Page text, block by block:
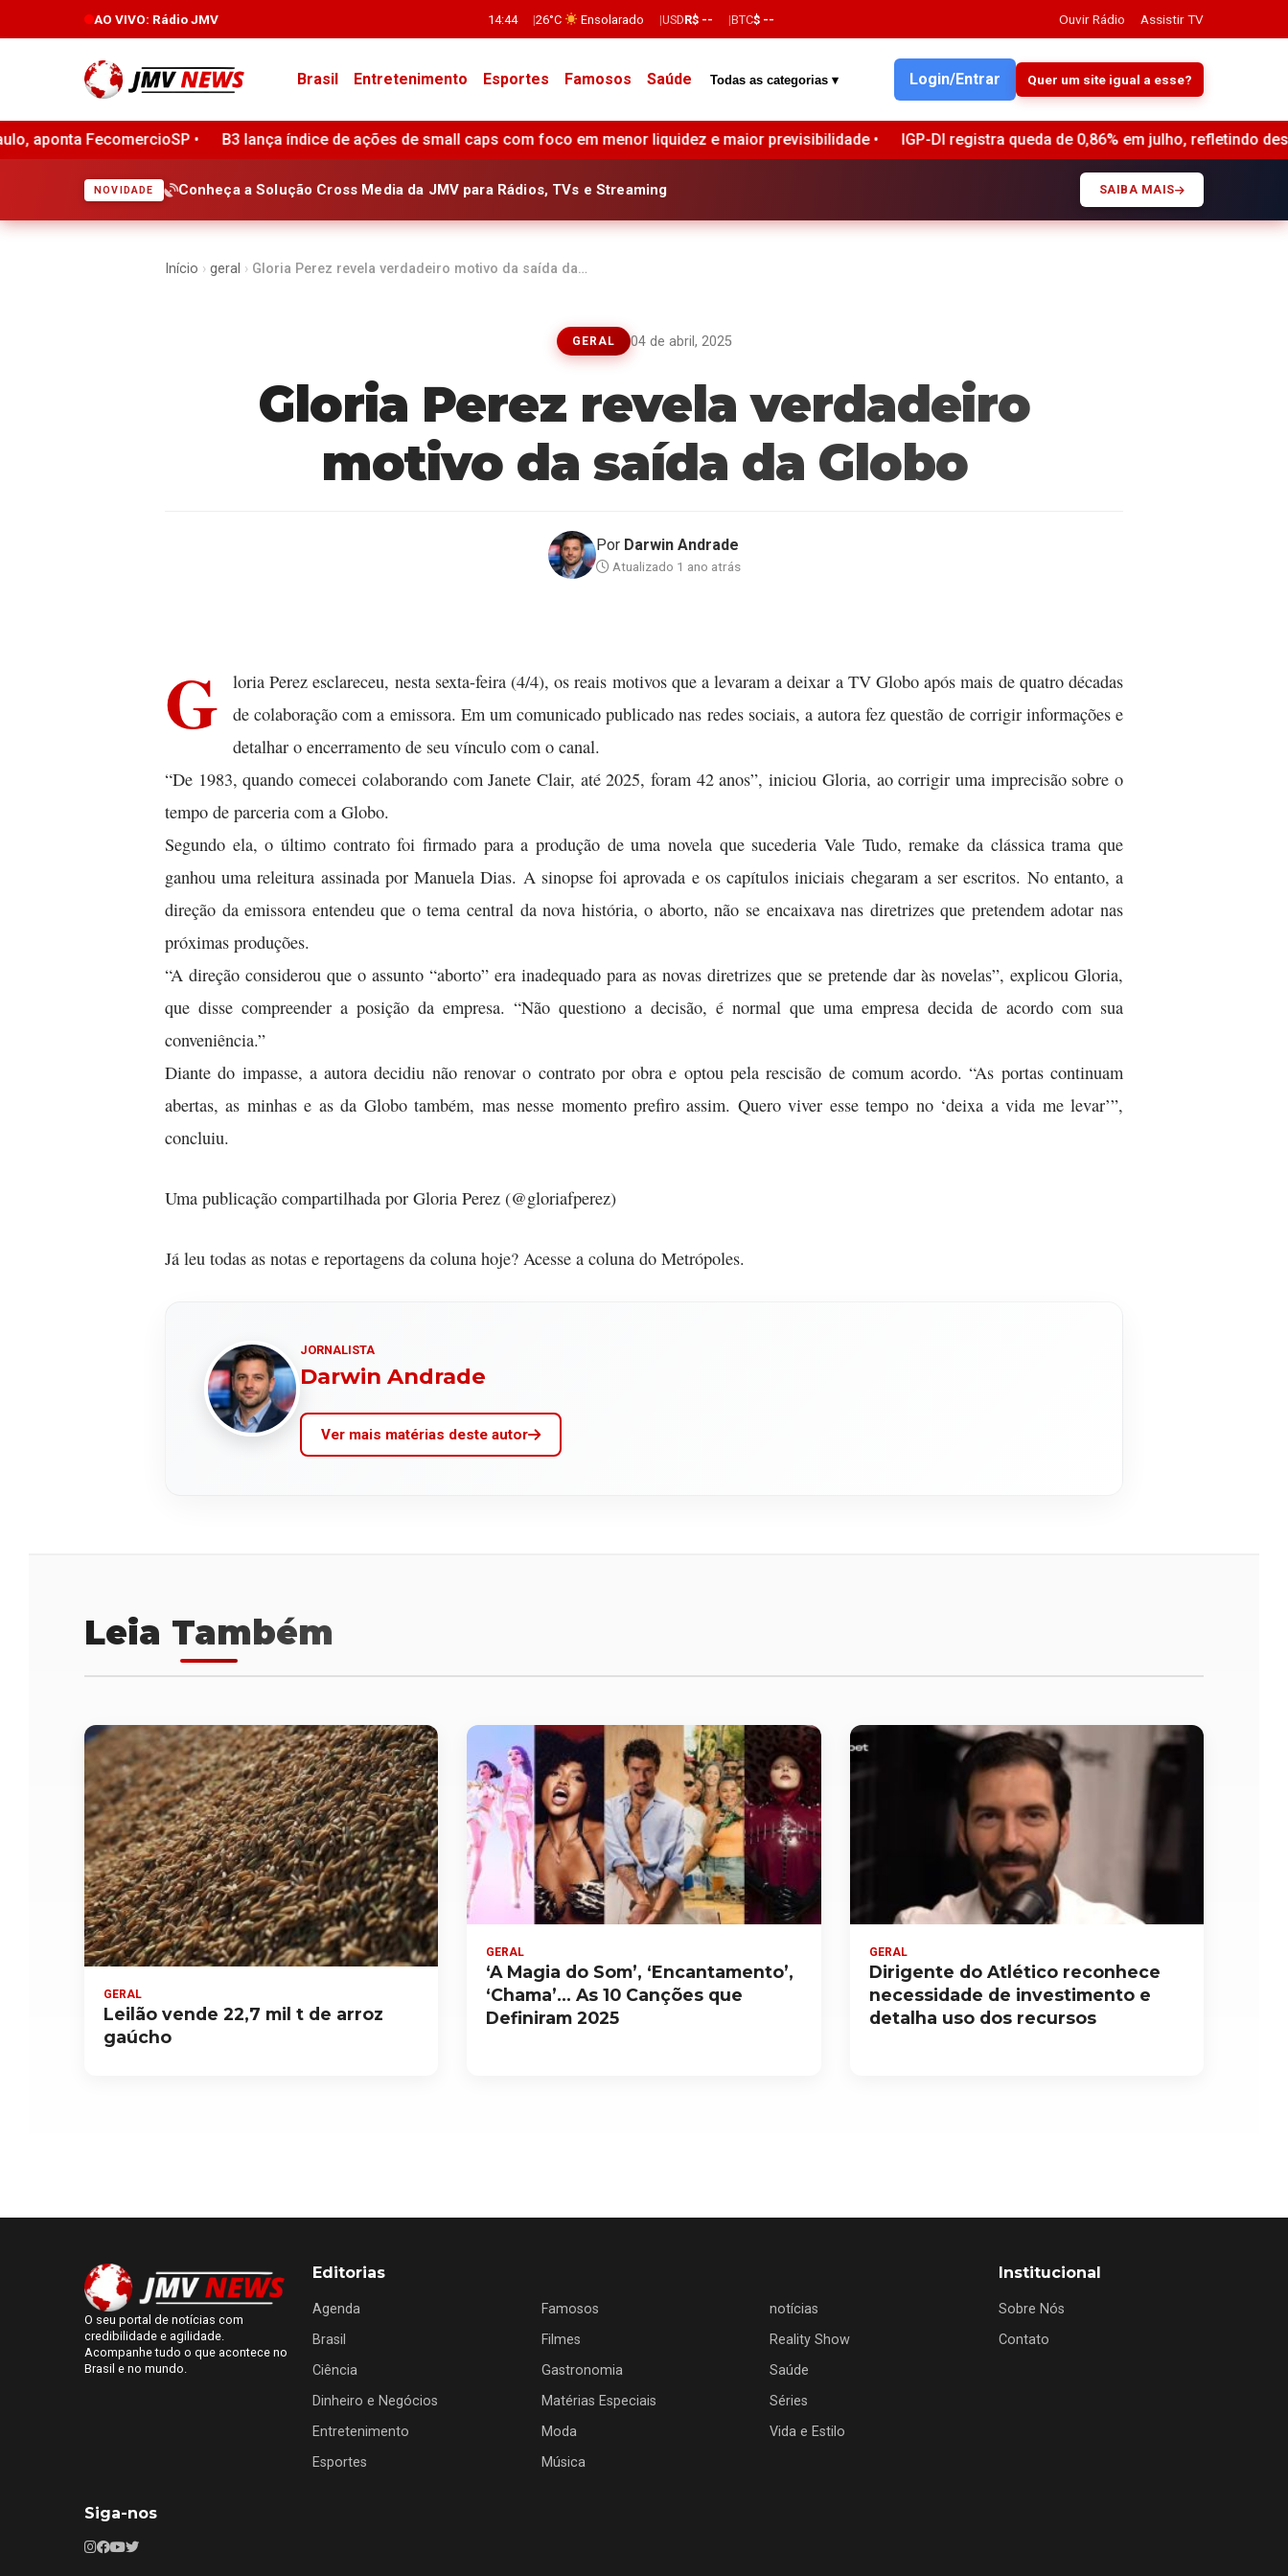
AO VIVO: Rádio JMV 14:44 26°C Ensolarado USDR$ -- BTC$ -- Ouvir Rádio Assistir TV
Brasil Entretenimento Esportes Famosos Saúde Todas as categorias ▾ Login/Entrar Quer um site igual a esse?
• B3 lança índice de ações de small caps com foco em menor liquidez e maior previsibilidade • IGP-DI registra queda de 0,86% em julho, refletindo desaceleração nos
NOVIDADE Conheça a Solução Cross Media da JMV para Rádios, TVs e Streaming SAIBA MAIS
Início › geral › Gloria Perez revela verdadeiro motivo da saída da…
GERAL 04 de abril, 2025
Gloria Perez revela verdadeiro
motivo da saída da Globo
Por Darwin Andrade
Atualizado 1 ano atrás
G
loria Perez esclareceu, nesta sexta-feira (4/4), os reais motivos que a levaram a deixar a TV Globo após mais de quatro décadas
de colaboração com a emissora. Em um comunicado publicado nas redes sociais, a autora fez questão de corrigir informações e
detalhar o encerramento de seu vínculo com o canal.
“De 1983, quando comecei colaborando com Janete Clair, até 2025, foram 42 anos”, iniciou Gloria, ao corrigir uma imprecisão sobre o
tempo de parceria com a Globo.
Segundo ela, o último contrato foi firmado para a produção de uma novela que sucederia Vale Tudo, remake da clássica trama que
ganhou uma releitura assinada por Manuela Dias. A sinopse foi aprovada e os capítulos iniciais chegaram a ser escritos. No entanto, a
direção da emissora entendeu que o tema central da nova história, o aborto, não se encaixava nas diretrizes que pretendem adotar nas
próximas produções.
“A direção considerou que o assunto “aborto” era inadequado para as novas diretrizes que se pretende dar às novelas”, explicou Gloria,
que disse compreender a posição da empresa. “Não questiono a decisão, é normal que uma empresa decida de acordo com sua
conveniência.”
Diante do impasse, a autora decidiu não renovar o contrato por obra e optou pela rescisão de comum acordo. “As portas continuam
abertas, as minhas e as da Globo também, mas nesse momento prefiro assim. Quero viver esse tempo no ‘deixa a vida me levar’”,
concluiu.
Uma publicação compartilhada por Gloria Perez (@gloriafperez)
Já leu todas as notas e reportagens da coluna hoje? Acesse a coluna do Metrópoles.
JORNALISTA
Darwin Andrade
Ver mais matérias deste autor
Leia Também
GERAL
Leilão vende 22,7 mil t de arroz
gaúcho
GERAL
‘A Magia do Som’, ‘Encantamento’,
‘Chama’… As 10 Canções que
Definiram 2025
GERAL
Dirigente do Atlético reconhece
necessidade de investimento e
detalha uso dos recursos
O seu portal de notícias com
credibilidade e agilidade.
Acompanhe tudo o que acontece no
Brasil e no mundo.
Editorias
Agenda
Brasil
Ciência
Dinheiro e Negócios
Entretenimento
Esportes
Famosos
Filmes
Gastronomia
Matérias Especiais
Moda
Música
notícias
Reality Show
Saúde
Séries
Vida e Estilo
Institucional
Sobre Nós
Contato
Siga-nos